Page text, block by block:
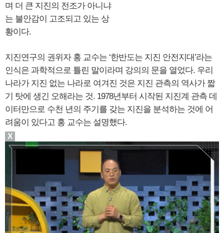
며 더 큰 지진의 전조가 아니냐
는 불안감이 고조되고 있는 상
황이다.
지진연구의 권위자 홍 교수는 ‘한반도는 지진 안전지대’라는
인식은 과학적으로 틀린 말이라며 강의의 문을 열었다. 우리
나라가 지진 없는 나라로 여겨진 것은 지진 관측의 역사가 짧
기 탓에 생긴 오해라는 것. 1978년부터 시작된 지진계 관측 데
이터만으로 수천 년의 주기를 갖는 지진을 분석하는 것에 어
려움이 있다고 홍 교수는 설명했다.
X